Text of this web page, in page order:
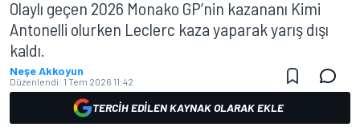
Olaylı geçen 2026 Monako GP’nin kazananı Kimi
Antonelli olurken Leclerc kaza yaparak yarış dışı
kaldı.
Neşe Akkoyun
Düzenlendi: 1 Tem 2026 11:42
TERCIH EDILEN KAYNAK OLARAK EKLE